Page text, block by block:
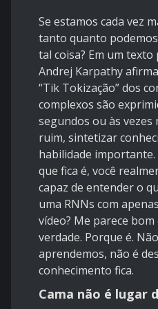
Se estamos cada vez
tanto quanto
tal coisa? Em um texto
Andrej Karpathy
“Tik Tokização” dos
complexos são
segundos ou às vezes
ruim, sintetizar
habilidade
que fica é, você
capaz de entender o
uma RNNs com
vídeo? Me parece
verdade. Porque é.
aprendemos, não é
conhecimento fica.
Cama não é lugar